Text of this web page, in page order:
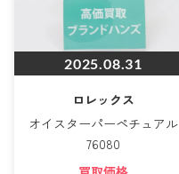
2025.08.31
ロレックス
オイスターパーペチュアル
76080